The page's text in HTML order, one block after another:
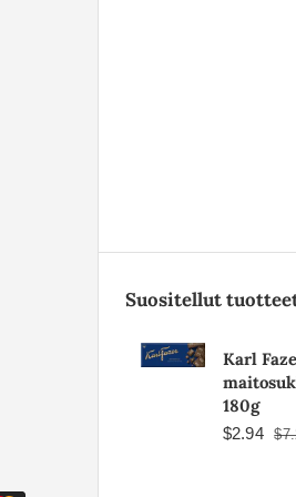
Suositellut
Karl
180g
$2.94